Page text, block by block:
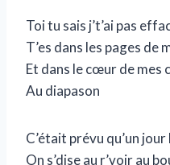
Toi tu sais j’t’ai pas
T’es dans les pages de
Et dans le cœur de mes
Au diapason
C’était prévu qu’un
On s’dise au r’voir au